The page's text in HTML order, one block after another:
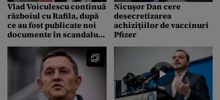
Vlad Voiculescu continuă
războiul cu Rafila, după
ce au fost publicate noi
documente în scandalul
Voiculescu
Nicuşor Dan cere
desecretizarea
achiziţiilor de vaccinuri
Pfizer